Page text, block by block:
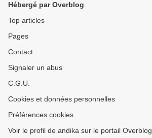
Hébergé par Overblog
Top articles
Pages
Contact
Signaler un abus
C.G.U.
Cookies et données personnelles
Préférences cookies
Voir le profil de andika sur le portail Overblog